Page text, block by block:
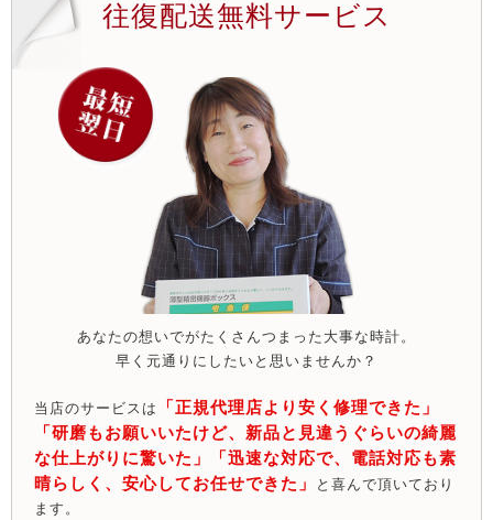
往復配送無料サービス
あなたの想いでがたくさんつまった大事な時計。
早く元通りにしたいと思いませんか？
当店のサービスは
「正規代理店より安く修理できた」
「研磨もお願いいたけど、新品と見違うぐらいの綺麗
な仕上がりに驚いた」「迅速な対応で、電話対応も素
晴らしく、安心してお任せできた」
と喜んで頂いており
ます。